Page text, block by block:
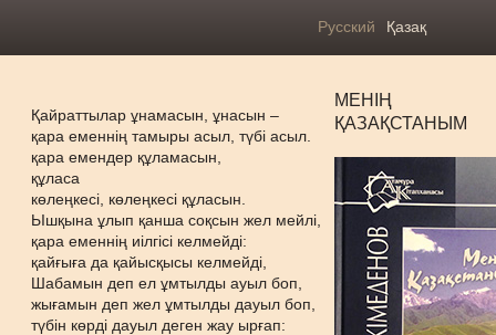
Русский Қазақ
Қайраттылар ұнамасын, ұнасын –
қара еменнің тамыры асыл, түбі асыл.
қара емендер құламасын,
құласа
көлеңкесі, көлеңкесі құласын.
ЬІшқына ұлып қанша соқсын жел мейлі,
қара еменнің иілгісі келмейді:
қайғыға да қайысқысы келмейді,
Шабамын деп ел ұмтылды ауыл боп,
жығамын деп жел ұмтылды дауыл боп,
түбін көрді дауыл деген жау ырғап:
МЕНІҢ
ҚАЗАҚСТАНЫМ